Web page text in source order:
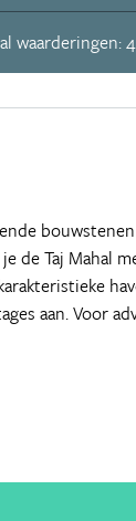
waarderingen: 4
de Taj Mahal
aan. Voor